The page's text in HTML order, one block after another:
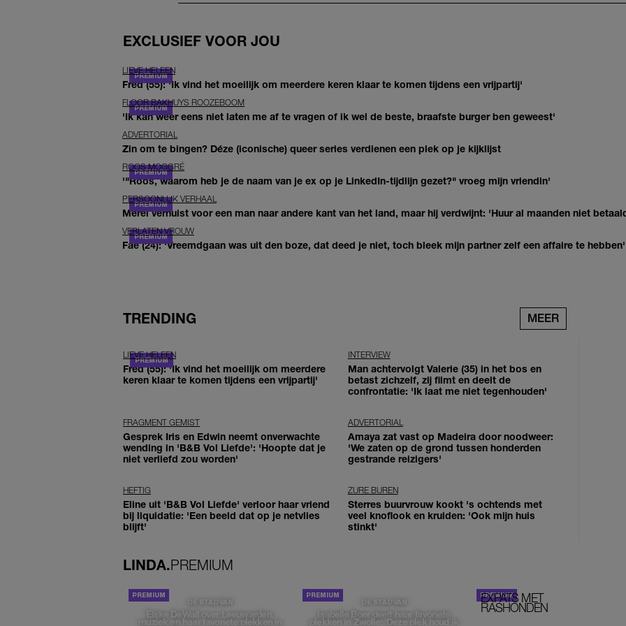
EXCLUSIEF VOOR JOU
LIEVE HELEEN
Fred (55): 'Ik vind het moeilijk om meerdere keren klaar te komen tijdens een vrijpartij'
FLOOR BAKHUYS ROOZEBOOM
'Ik kan weer eens niet laten me af te vragen of ik wel de beste, braafste burger ben geweest'
ADVERTORIAL
Zin om te bingen? Déze (iconische) queer series verdienen een plek op je kijklijst
ROOS MOGGRÉ
'"Roos, waarom heb je de naam van je ex op je LinkedIn-tijdlijn gezet?" vroeg mijn vriendin'
PERSOONLIJK VERHAAL
Merel verhuist voor een man naar andere kant van het land, maar hij verdwijnt: 'Huur al maanden niet
VERLATEN VROUW
Fae (24): 'Vreemdgaan was uit den boze, dat deed je niet, toch bleek mijn partner zelf een affaire te hebben'
TRENDING MEER
LIEVE HELEEN
Fred (55): 'Ik vind het moeilijk om meerdere
keren klaar te komen tijdens een vrijpartij'
INTERVIEW
Man achtervolgt Valerie (35) in het bos en
betast zichzelf, zij filmt en deelt de
confrontatie: 'Ik laat me niet tegenhouden'
FRAGMENT GEMIST
Gesprek Iris en Edwin neemt onverwachte
wending in 'B&B Vol Liefde': 'Hoopte dat je
niet verliefd zou worden'
ADVERTORIAL
Amaya zat vast op Madeira door noodweer:
'We zaten op de grond tussen honderden
gestrande reizigers'
HEFTIG
Eline uit 'B&B Vol Liefde' verloor haar vriend
bij liquidatie: 'Een beeld dat op je netvlies
blijft'
ZURE BUREN
Sterres buurvrouw kookt 's ochtends met
veel knoflook en kruiden: 'Ook mijn huis
stinkt'
LINDA.PREMIUM
DE STAD VAN
Elske DeWall over Leeuwarden,
muziek en haar favoriete plekken in
DE STAD VAN
Isabelle Boer deelt haar favoriete
plekken in Zwolle: 'Deze plek houd ik
EXPATS MET
RASHONDEN